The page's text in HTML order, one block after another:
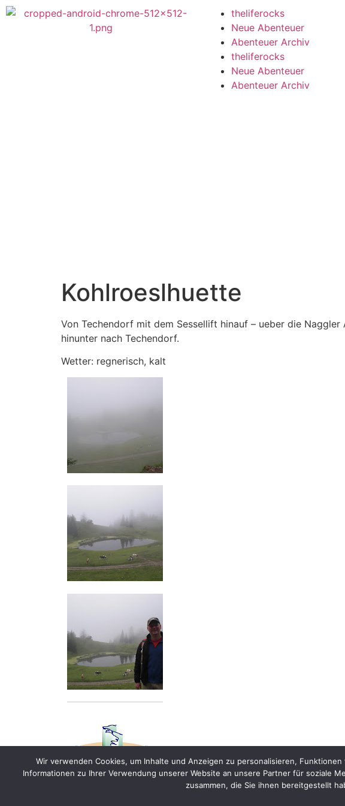
theliferocks
Neue Abenteuer
Abenteuer Archiv
theliferocks
Neue Abenteuer
Abenteuer Archiv
Kohlroeslhuette
Von Techendorf mit dem Sessellift hinauf – ueber die
hinunter nach Techendorf.
Wetter: regnerisch, kalt
Wir verwenden Cookies, um Inhalte und Anzeigen zu personalisieren,
Informationen zu Ihrer Verwendung unserer Website an unsere Partner für soziale
zusammen, die Sie ihnen bereitgestellt